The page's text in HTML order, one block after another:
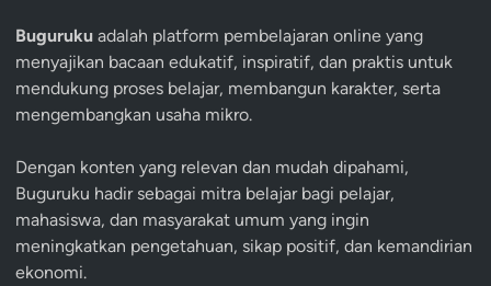
Buguruku adalah platform pembelajaran online yang
menyajikan bacaan edukatif, inspiratif, dan praktis untuk
mendukung proses belajar, membangun karakter, serta
mengembangkan usaha mikro.
Dengan konten yang relevan dan mudah dipahami,
Buguruku hadir sebagai mitra belajar bagi pelajar,
mahasiswa, dan masyarakat umum yang ingin
meningkatkan pengetahuan, sikap positif, dan kemandirian
ekonomi.